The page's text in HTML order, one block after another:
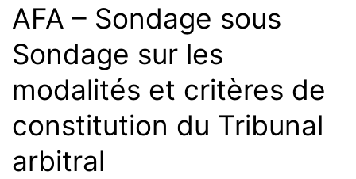
AFA – Sondage sous
Sondage sur les
modalités et critères de
constitution du Tribunal
arbitral